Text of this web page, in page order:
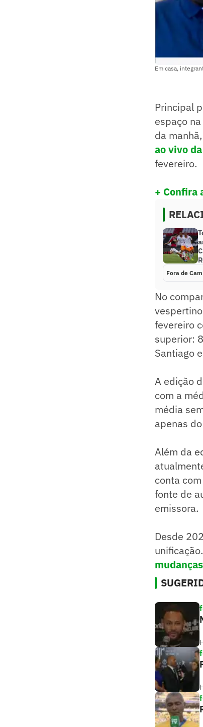
Em casa,
Principal
espaço
da
ao vivo
fevereiro.
+ Confira
Fora de
No
fevereiro
superior:
Santiago
A edição
com a
média
apenas
Além da
conta
fonte de
emissora.
Desde